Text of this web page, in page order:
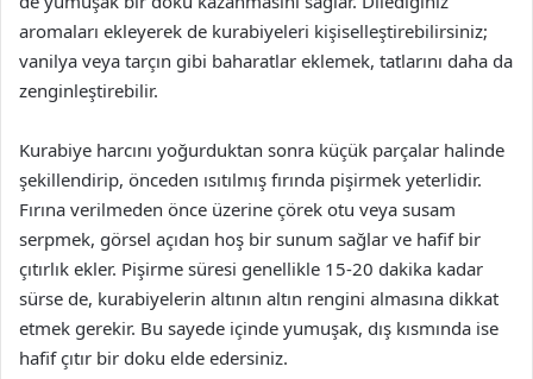
aromaları ekleyerek de kurabiyeleri kişiselleştirebilirsiniz;
vanilya veya tarçın gibi baharatlar eklemek, tatlarını daha da
zenginleştirebilir.
Kurabiye harcını yoğurduktan sonra küçük parçalar halinde
şekillendirip, önceden ısıtılmış fırında pişirmek yeterlidir.
Fırına verilmeden önce üzerine çörek otu veya susam
serpmek, görsel açıdan hoş bir sunum sağlar ve hafif bir
çıtırlık ekler. Pişirme süresi genellikle 15-20 dakika kadar
sürse de, kurabiyelerin altının altın rengini almasına dikkat
etmek gerekir. Bu sayede içinde yumuşak, dış kısmında ise
hafif çıtır bir doku elde edersiniz.